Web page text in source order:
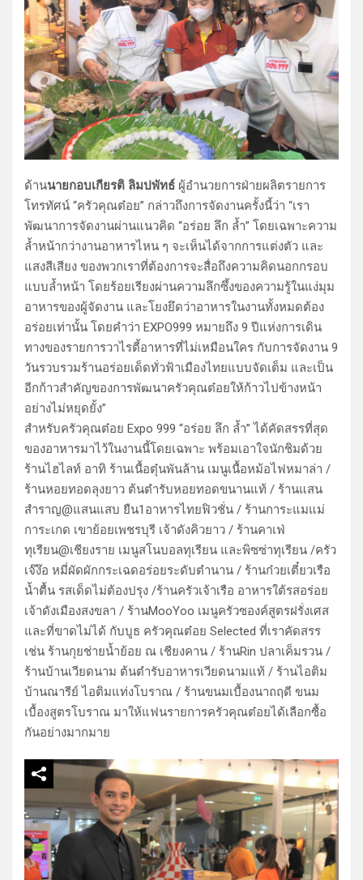
ด้านนายกอบเกียรติ ลิมปพัทธ์ ผู้อำนวยการฝ่ายผลิตรายการ
โทรทัศน์ “ครัวคุณต๋อย” กล่าวถึงการจัดงานครั้งนี้ว่า “เรา
พัฒนาการจัดงานผ่านแนวคิด “อร่อย ลึก ล้ำ” โดยเฉพาะความ
ล้ำหน้ากว่างานอาหารไหน ๆ จะเห็นได้จากการแต่งตัว และ
แสงสีเสียง ของพวกเราที่ต้องการจะสื่อถึงความคิดนอกกรอบ
แบบล้ำหน้า โดยร้อยเรียงผ่านความลึกซึ้งของความรู้ในแง่มุม
อาหารของผู้จัดงาน และโยงยึดว่าอาหารในงานทั้งหมดต้อง
อร่อยเท่านั้น โดยคำว่า EXPO999 หมายถึง 9 ปีแห่งการเดิน
ทางของรายการวาไรตี้อาหารที่ไม่เหมือนใคร กับการจัดงาน 9
วันรวบรวมร้านอร่อยเด็ดทั่วฟ้าเมืองไทยแบบจัดเต็ม และเป็น
อีกก้าวสำคัญของการพัฒนาครัวคุณต๋อยให้ก้าวไปข้างหน้า
อย่างไม่หยุดยั้ง”
สำหรับครัวคุณต๋อย Expo 999 “อร่อย ลึก ล้ำ” ได้คัดสรรที่สุด
ของอาหารมาไว้ในงานนี้โดยเฉพาะ พร้อมเอาใจนักชิมด้วย
ร้านไฮไลท์ อาทิ ร้านเนื้อตุ๋นพันล้าน เมนูเนื้อหม้อไฟหมาล่า /
ร้านหอยทอดลุงยาว ต้นตำรับหอยทอดขนานแท้ / ร้านแสน
สำราญ@แสนแสบ ยืน1อาหารไทยฟิวชั่น / ร้านการะแมแม่
การะเกด เขาย้อยเพชรบุรี เจ้าดังคิวยาว / ร้านคาเฟ่
ทุเรียน@เชียงราย เมนูสโนบอลทุเรียน และพิซซ่าทุเรียน /ครัว
เจ๊ง๊อ หมี่ผัดผักกระเฉดอร่อยระดับตำนาน / ร้านก๋วยเตี๋ยวเรือ
น้ำตื้น รสเด็ดไม่ต้องปรุง /ร้านครัวเจ้าเรือ อาหารใต้รสอร่อย
เจ้าดังเมืองสงขลา / ร้านMooYoo เมนูครัวซองค์สูตรฝรั่งเศส
และที่ขาดไม่ได้ กับบูธ ครัวคุณต๋อย Selected ที่เราคัดสรร
เช่น ร้านกุยช่ายน้ำย้อย ณ เชียงคาน / ร้านRin ปลาเค็มรวน /
ร้านบ้านเวียดนาม ต้นตำรับอาหารเวียดนามแท้ / ร้านไอติม
บ้านณารีย์ ไอติมแท่งโบราณ / ร้านขนมเบื้องนาถฤดี ขนม
เบื้องสูตรโบราณ มาให้แฟนรายการครัวคุณต๋อยได้เลือกซื้อ
กันอย่างมากมาย